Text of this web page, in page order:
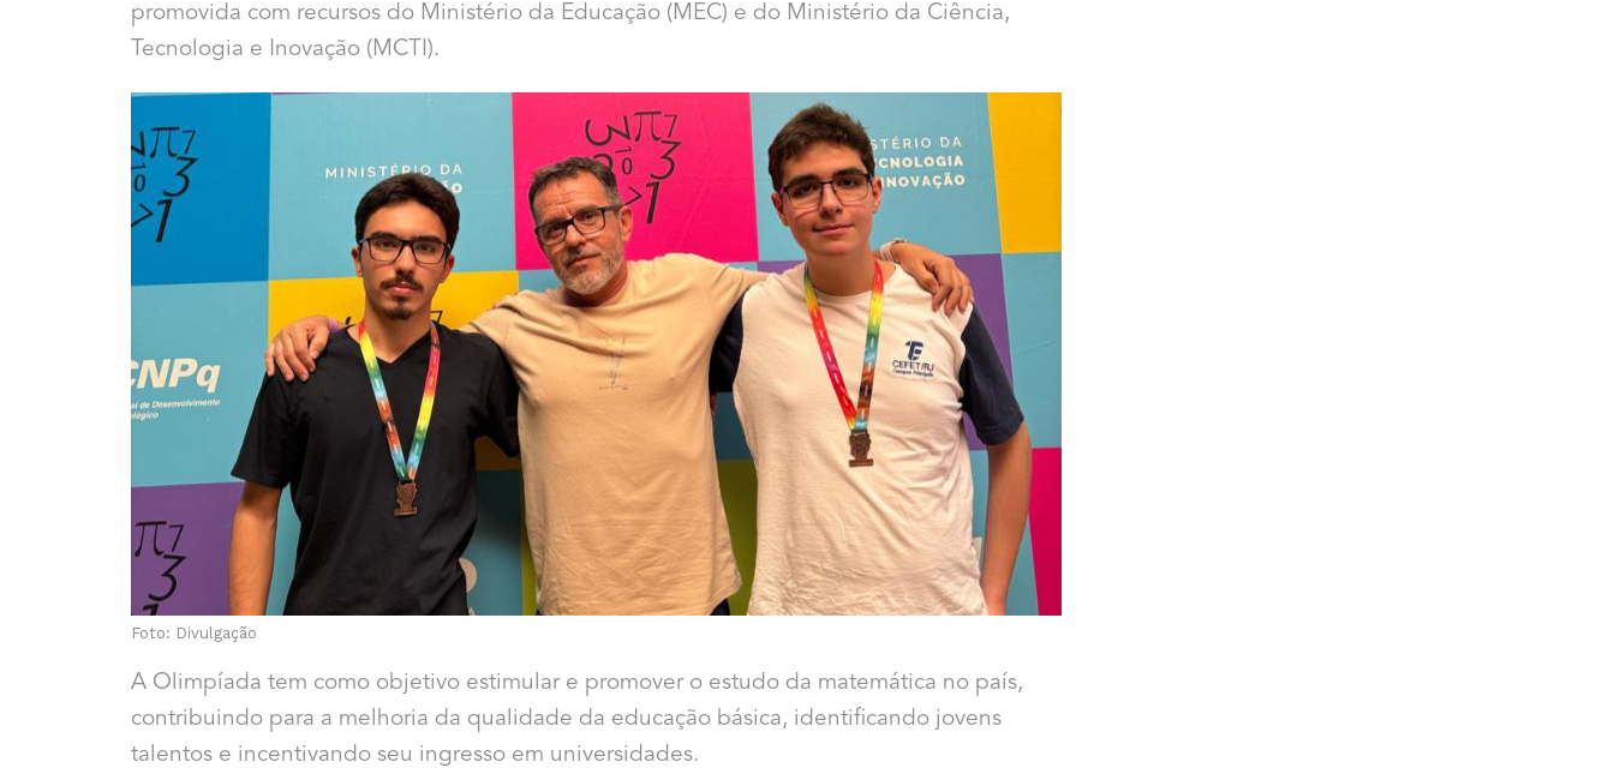
promovida com recursos do Ministério da Educação (MEC) e do Ministério da Ciência,
Tecnologia e Inovação (MCTI).
Foto: Divulgação
A Olimpíada tem como objetivo estimular e promover o estudo da matemática no país,
contribuindo para a melhoria da qualidade da educação básica, identificando jovens
talentos e incentivando seu ingresso em universidades.